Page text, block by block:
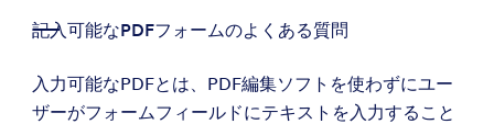
記入可能なPDFフォームのよくある質問
入力可能なPDFとは、PDF編集ソフトを使わずにユー
ザーがフォームフィールドにテキストを入力すること